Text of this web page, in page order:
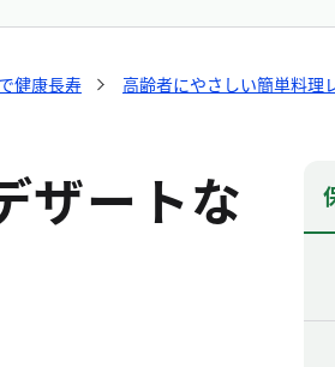
健康長寿
高齢者にやさしい簡単料理
ザートな